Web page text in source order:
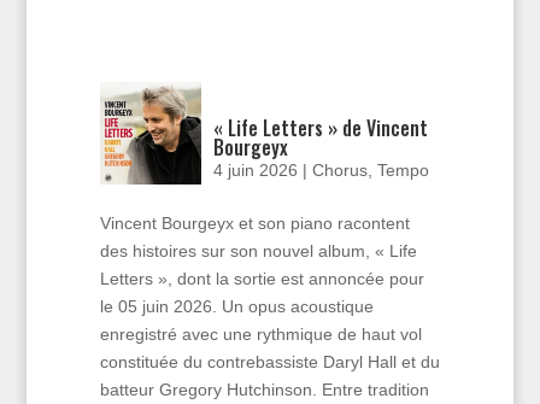
« Life Letters » de Vincent
Bourgeyx
4 juin 2026 |Chorus,Tempo
Vincent Bourgeyx et son piano racontent
des histoires sur son nouvel album, « Life
Letters », dont la sortie est annoncée pour
le 05 juin 2026. Un opus acoustique
enregistré avec une rythmique de haut vol
constituée du contrebassiste Daryl Hall et du
batteur Gregory Hutchinson. Entre tradition